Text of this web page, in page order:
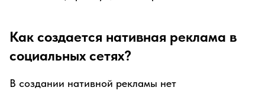
Как создается нативная реклама в
социальных сетях?
В создании нативной рекламы нет